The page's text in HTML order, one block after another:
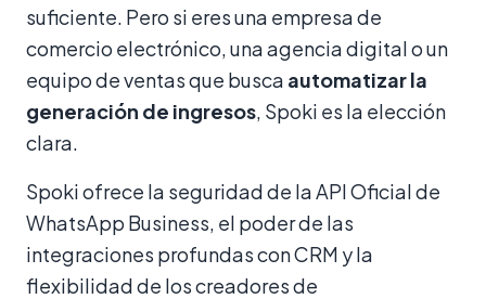
suficiente. Pero si eres una empresa de
comercio electrónico, una agencia digital o un
equipo de ventas que busca automatizar la
generación de ingresos, Spoki es la elección
clara.
Spoki ofrece la seguridad de la API Oficial de
WhatsApp Business, el poder de las
integraciones profundas con CRM y la
flexibilidad de los creadores de